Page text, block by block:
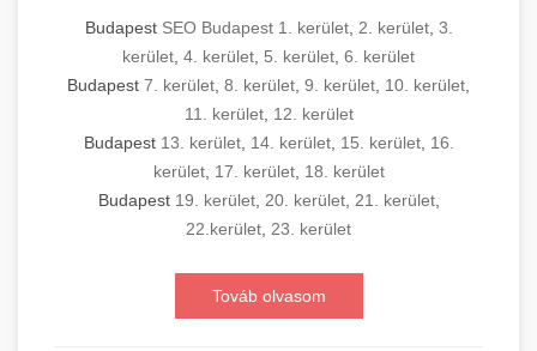
Budapest SEO Budapest 1. kerület, 2. kerület, 3.
kerület, 4. kerület, 5. kerület, 6. kerület
Budapest 7. kerület, 8. kerület, 9. kerület, 10. kerület,
11. kerület, 12. kerület
Budapest 13. kerület, 14. kerület, 15. kerület, 16.
kerület, 17. kerület, 18. kerület
Budapest 19. kerület, 20. kerület, 21. kerület,
22.kerület, 23. kerület
Továb olvasom